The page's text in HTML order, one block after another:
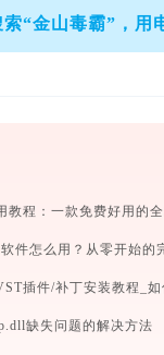
“金山毒霸”，用
缺失问题的解决方法